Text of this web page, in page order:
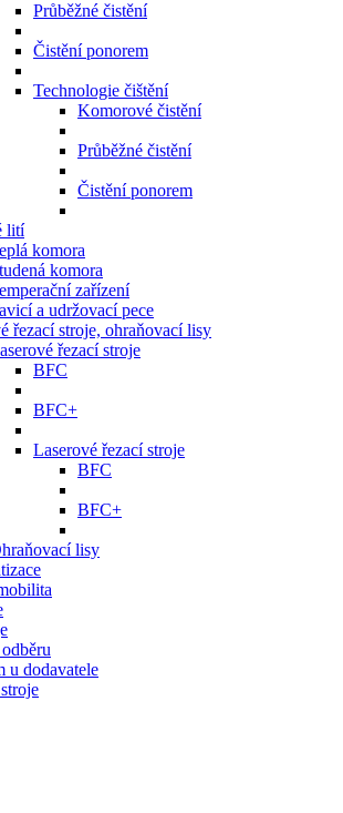
Průběžné čistění
Čistění ponorem
Technologie čištění
Komorové čistění
Průběžné čistění
Čistění ponorem
lití
komora
komora
zařízení
a udržovací pece
řezací stroje, ohraňovací lisy
řezací stroje
BFC
BFC+
Laserové řezací stroje
BFC
BFC+
lisy
u dodavatele